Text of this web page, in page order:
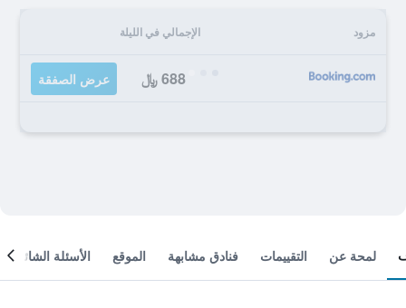
مزود الإجمالي في الليلة
688 ﷼ عرض الصفقة
لمحة عن التقييمات فنادق مشابهة الموقع الأسئلة الشائعة